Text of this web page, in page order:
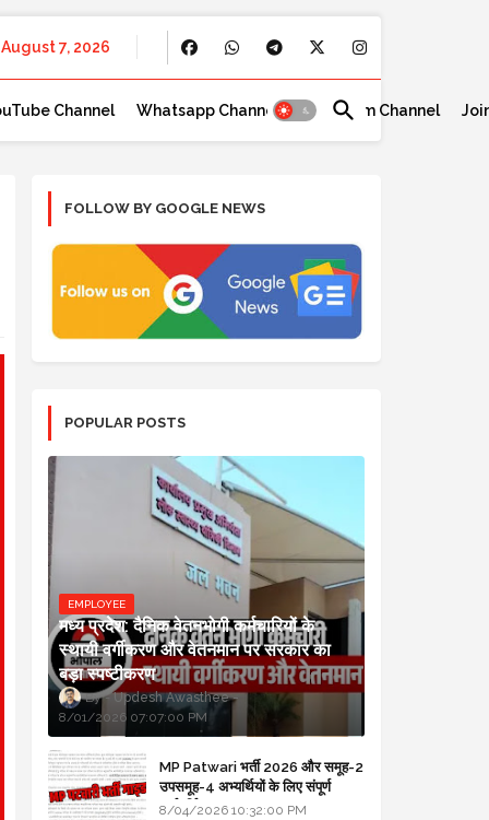
August 7, 2026
Channel Whatsapp Channel Telegram Channel
FOLLOW BY GOOGLE NEWS
POPULAR POSTS
EMPLOYEE
मध्य प्रदेश: दैनिक वेतनभोगी कर्मचारियों के
स्थायी वर्गीकरण और वेतनमान पर सरकार का
बड़ा स्पष्टीकरण
Updesh Awasthee
8/01/2026 07:07:00 PM
MP Patwari भर्ती 2026 और समूह-2
उपसमूह-4 अभ्यर्थियों के लिए संपूर्ण
मार्गदर्शिका
8/04/2026 10:32:00 PM